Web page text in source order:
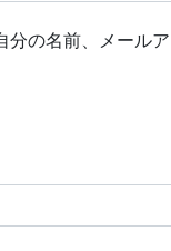
の名前、メール